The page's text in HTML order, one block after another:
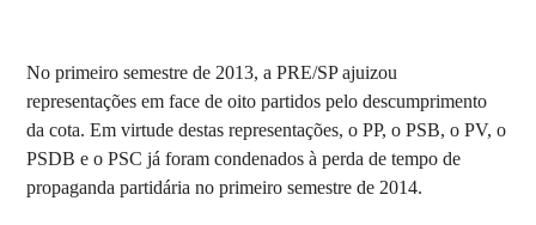
No primeiro semestre de 2013, a PRE/SP ajuizou
representações em face de oito partidos pelo descumprimento
da cota. Em virtude destas representações, o PP, o PSB, o PV, o
PSDB e o PSC já foram condenados à perda de tempo de
propaganda partidária no primeiro semestre de 2014.